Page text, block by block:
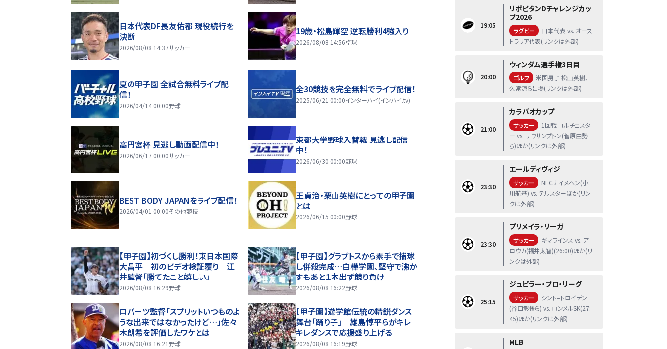
日本代表DF長友佑都 現役続行を
決断
2026/08/08 14:37サッカー
19歳・松島輝空 逆転勝利4強入り
2026/08/08 14:56卓球
夏の甲子園 全試合無料ライブ配
信！
2026/04/14 00:00野球
全30競技を完全無料でライブ配信！
2025/06/21 00:00インターハイ(インハイ.tv)
高円宮杯 見逃し動画配信中！
2026/06/17 00:00サッカー
東都大学野球入替戦 見逃し配信
中！
2026/06/30 00:00野球
BEST BODY JAPANをライブ配信！
2026/04/01 00:00その他競技
王貞治・栗山英樹にとっての甲子園
とは
2026/06/15 00:00野球
【甲子園】初づくし勝利！東日本国際
大昌平 初のビデオ検証覆り 江
井監督「勝てたこと嬉しい」
2026/08/08 16:29野球
【甲子園】グラブトスから素手で捕球
し併殺完成…白樺学園、堅守で沸か
すもあと１本出ず競り負け
2026/08/08 16:22野球
ロバーツ監督「スプリットいつものよ
うな出来ではなかったけど…」佐々
木朗希を評価したワケとは
2026/08/08 16:21 野球
【甲子園】遊学館伝統の精鋭ダンス
舞台「踊り子」 雄島惇平らがキレ
キレダンスで応援盛り上げる
2026/08/08 16:19野球
19:05
リポビタンDチャレンジカッ
プ2026
ラグビー
日本代表 vs. オース
トラリア代表(リンクは外部)
20:00
ウィンダム選手権3日目
ゴルフ
米国男子 松山英樹、
久常涼ら出場(リンクは外部)
21:00
カラバオカップ
サッカー
1回戦 コルチェスタ
ー vs. サウサンプトン(菅原由勢
ら)ほか(リンクは外部)
23:30
エールディヴィジ
サッカー
NECナイメヘン(小
川航基) vs. テルスターほか(リン
クは外部)
23:30
プリメイラ・リーガ
サッカー
ギマラインス vs. ア
ロウカ(福井太智)(26:00)ほか(リ
ンクは外部)
25:15
ジュピラー・プロ・リーグ
サッカー
シント=トロイデン
(谷口彰悟ら) vs. ロンメルSK(27:
45)ほか(リンクは外部)
MLB